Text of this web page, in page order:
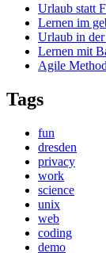
Urlaub statt
Lernen im
Urlaub in
Lernen mit
Agile
Tags
fun
dresden
privacy
work
science
unix
web
coding
demo